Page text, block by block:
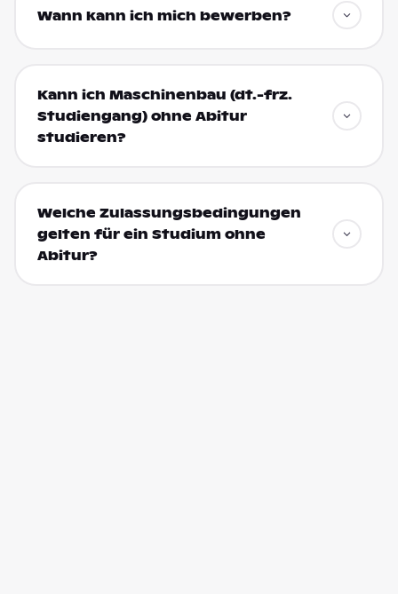
Wann kann ich mich bewerben?
Kann ich Maschinenbau (dt.-frz.
Studiengang) ohne Abitur
studieren?
Welche Zulassungsbedingungen
gelten für ein Studium ohne
Abitur?